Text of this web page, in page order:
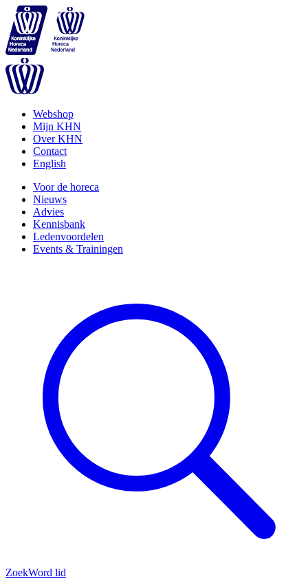
Webshop
Mijn KHN
Over KHN
Contact
English
Voor de horeca
Nieuws
Advies
Kennisbank
Ledenvoordelen
Events & Trainingen
ZoekWord lid